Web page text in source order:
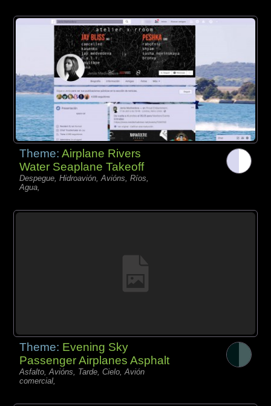
Theme:Airplane Rivers
Water Seaplane Takeoff
Despegue, Hidroavión, Avións, Ríos,
Agua,
Theme: Evening Sky
Passenger Airplanes Asphalt
Asfalto, Avións, Tarde, Cielo, Avión
comercial,